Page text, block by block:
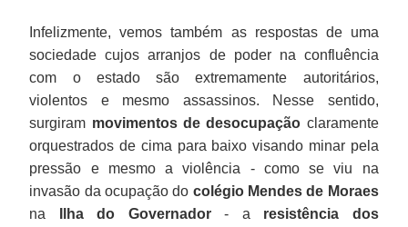
Infelizmente, vemos também as respostas de uma
sociedade cujos arranjos de poder na confluência
com o estado são extremamente autoritários,
violentos e mesmo assassinos. Nesse sentido,
surgiram movimentos de desocupação claramente
orquestrados de cima para baixo visando minar pela
pressão e mesmo a violência - como se viu na
invasão da ocupação do colégio Mendes de Moraes
na
Ilha do Governador- a resistência dos